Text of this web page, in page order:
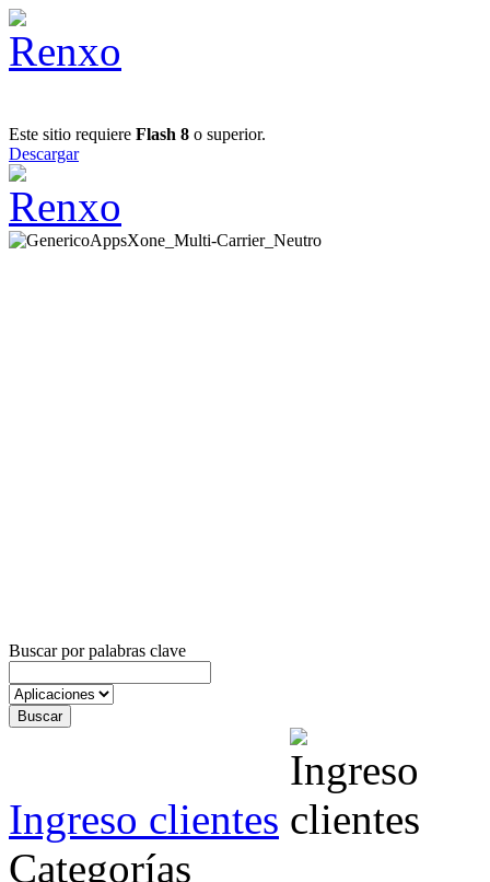
Este sitio requiere Flash 8 o superior.
Descargar
Buscar por palabras clave
Ingreso clientes
Categorías